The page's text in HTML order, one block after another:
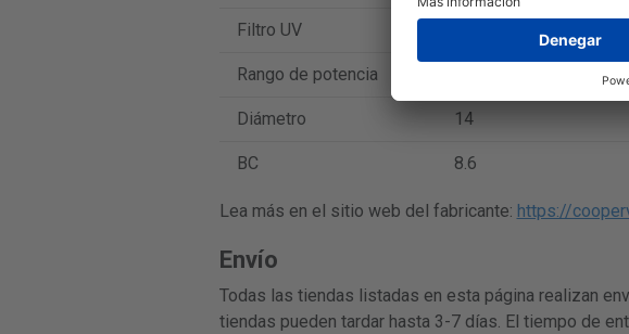
Filtro UV
Rango de potencia
Diámetro 14
BC 8.6
Lea más en el sitio web del fabricante: https://
Envío
Todas las tiendas listadas en esta página realizan
tiendas pueden tardar hasta 3-7 días. El tiempo de